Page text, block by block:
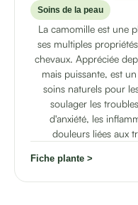
Soins de la peau
La camomille est une
ses multiples
chevaux. Appréciée
mais puissante, est
soins naturels pour
soulager les
d'anxiété, les
douleurs liées aux
Fiche plante >